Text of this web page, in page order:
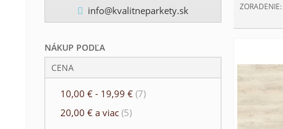
info@kvalitneparkety.sk
NÁKUP PODĽA
CENA
10,00 € - 19,99 € (7)
20,00 € a viac (5)
ZORADENIE